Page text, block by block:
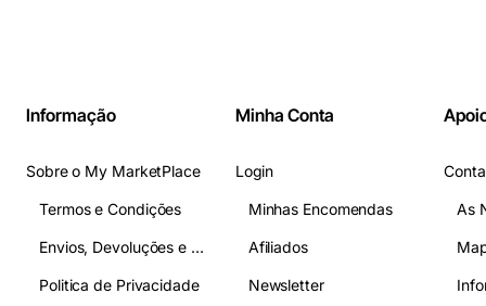
Informação
Sobre o My MarketPlace
Termos e Condições
Envios, Devoluções e Pagamentos
Politica de Privacidade
Minha Conta
Login
Minhas Encomendas
Afiliados
Newsletter
As